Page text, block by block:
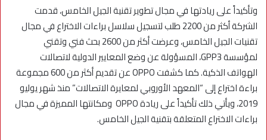
وتأكيداً على ريادتها في مجال تطوير تقنية الجيل الخامس، قدمت
الشركة أكثر من 2200 طلب لتسجيل سلاسل براءات الاختراع في مجال
تقنيات الجيل الخامس، وعرضت أكثر من 2600 بحث فني وتقني
لمؤسسة GPP3، المسؤولة عن وضع المعايير الدولية لاتصالات
الهواتف الذكية. كما كشفت OPPO عن تقديم أكثر من 600 مجموعة
براءة اختراع إلى “المعهد الأوروبي لمعايرة الاتصالات” منذ شهر يوليو
2019، ويأتي ذلك تأكيداً على ريادة OPPO ومكانتها المميزة في مجال
براءات الاختراع المتعلقة بتقنية الجيل الخامس.